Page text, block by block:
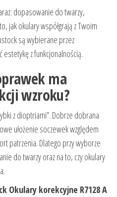
dopasowanie do twarzy,
jak okulary współgrają z Twoim
są wybierane przez
estetykę z funkcjonalnością.
ma
wzroku?
z dioptriami”. Dobrze dobrana
ułożenie soczewek względem
patrzenia. Dlatego przy wyborze
do twarzy oraz na to, czy okulary
Okulary korekcyjne R7128 A